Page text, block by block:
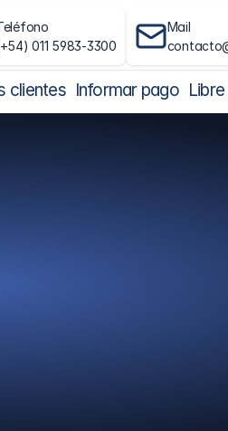
011 5983-3300
Mail
clientes Informar pago